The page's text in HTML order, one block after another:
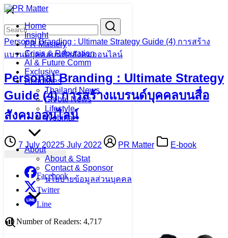
Skip
contentHome
Insight
PR Mastery
Crisis & Reputation
AI & Future Comm
Exclusive
Headlines
Thailand News
Global News
Lifestyle
Webinar
About
About & Stat
Contact & Sponsor
นโยบายข้อมูลส่วนบุคคล
Search
for:
Personal Branding : Ultimate Strategy Guide (4) การสร้าง
แบรนด์บุคคลบนสื่อสังคมออนไลน์
Personal Branding : Ultimate Strategy
Guide (4) การสร้างแบรนด์บุคคลบนสื่อ
สังคมออนไลน์
7 July 20225 July 2022 PR Matter E-book
Facebook
Twitter
Line
Number of Readers: 4,717